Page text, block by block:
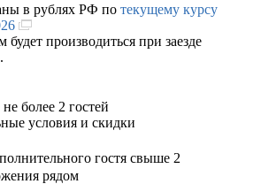
в рублях РФ по текущему курсу
будет производиться при заезде
.
более 2 гостей
условия и скидки
гостя свыше 2
рядом